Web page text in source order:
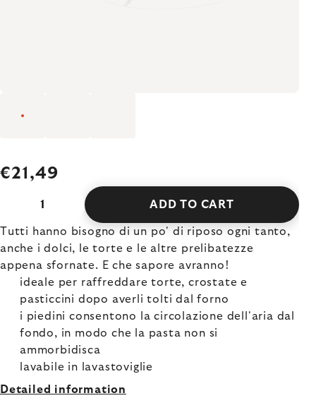
€21,49
ADD TO CART
Tutti hanno bisogno di un po' di riposo ogni tanto,
anche i dolci, le torte e le altre prelibatezze
appena sfornate. E che sapore avranno!
ideale per raffreddare torte, crostate e
pasticcini dopo averli tolti dal forno
i piedini consentono la circolazione dell'aria dal
fondo, in modo che la pasta non si
ammorbidisca
lavabile in lavastoviglie
Detailed information